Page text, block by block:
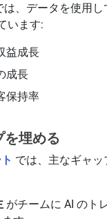
は、データを使用し
います:
益成長
成長
保持率
埋める
では、主なギャ
がチームに AI のト